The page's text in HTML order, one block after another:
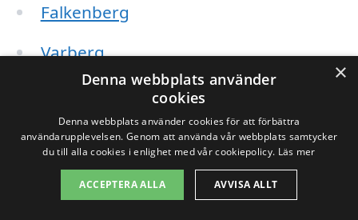
Falkenberg
Varberg
Halmstad
Kungsbacka
Båstad
×
Denna webbplats använder
cookies
Denna webbplats använder cookies för att förbättra
användarupplevelsen. Genom att använda vår webbplats samtycker
du till alla cookies i enlighet med vår cookiepolicy. Läs mer
ACCEPTERA ALLA AVVISA ALLT